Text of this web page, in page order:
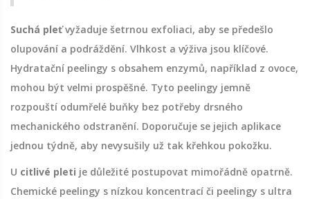
Suchá pleťvyžaduje šetrnou exfoliaci, aby se předešlo
olupování a podráždění. Vlhkost a výživa jsou klíčové.
Hydratační peelingy s obsahem enzymů, například z ovoce,
mohou být velmi prospěšné. Tyto peelingy jemně
rozpouští odumřelé buňky bez potřeby drsného
mechanického odstranění. Doporučuje se jejich aplikace
jednou týdně, aby nevysušily už tak křehkou pokožku.
U citlivé pleti je důležité postupovat mimořádně opatrně.
Chemické peelingy s nízkou koncentrací či peelingy s ultra